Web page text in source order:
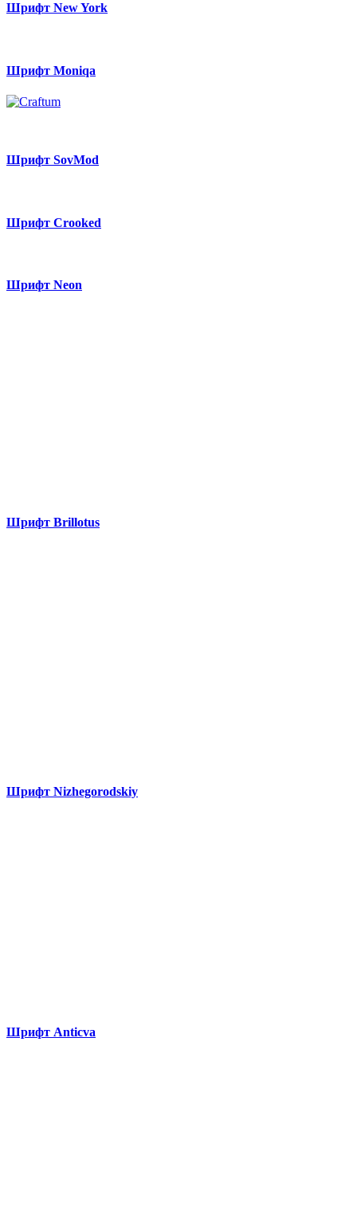
Шрифт New York
Шрифт Moniqa
Шрифт SovMod
Шрифт Crooked
Шрифт Neon
Шрифт Brillotus
Шрифт Nizhegorodskiy
Шрифт Anticva